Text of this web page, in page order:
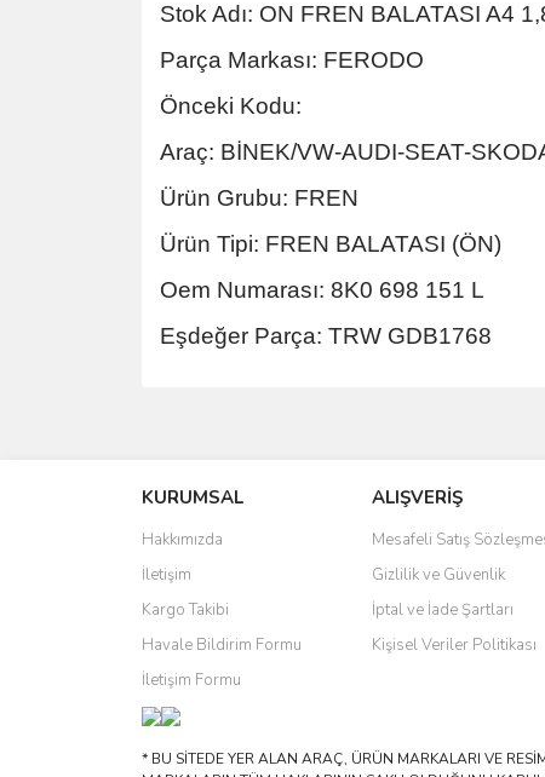
Stok Adı: ON FREN BALATASI A4
Parça Markası: FERODO
Önceki Kodu:
Araç: BİNEK/VW-AUDI-SEAT-
Ürün Grubu: FREN
Ürün Tipi: FREN BALATASI (ÖN)
Oem Numarası: 8K0 698 151 L
Eşdeğer Parça: TRW GDB1768
Ürün resmi kalitesiz, bozuk veya görüntülenemiyor.
Ürün açıklamasında eksik bilgiler bulunuyor.
Ürün bilgilerinde hatalar bulunuyor.
Ürün fiyatı diğer sitelerden daha pahalı.
Bu ürüne benzer farklı alternatifler olmalı.
KURUMSAL
Hakkımızda
İletişim
Kargo Takibi
Havale Bildirim Formu
İletişim Formu
ALIŞVERİŞ
Mesafeli Satış
Gizlilik ve Güvenlik
İptal ve İade Şartları
Kişisel Veriler Politikası
* BU SİTEDE YER ALAN ARAÇ, ÜRÜN MARKALARI VE